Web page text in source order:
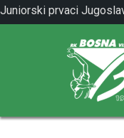
Skip
to
Juniorski prvaci
1971.